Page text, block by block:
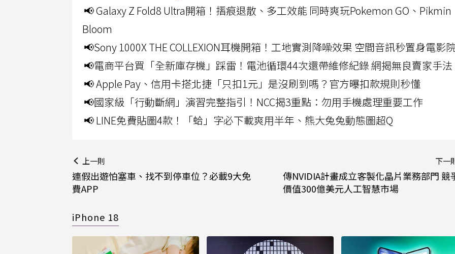
📢 Galaxy Z Fold8 Ultra開箱！摺痕退散、多工效能 同時爽玩Pokemon GO、Pikmin
Bloom
📢Sony 1000X THE COLLEXION耳機開箱！工地實測降噪效果 空間音訊秒置身電影
📢電商平台買「全新庫存機」踩雷！電池循環44次還帶維修紀錄 網揭無良賣家手法
📢 Apple Pay、信用卡搭北捷「只扣1元」是沒刷到嗎？官方曝扣款規則秒懂
📢國家級「行動斷網」演習完整指引！NCC揭3重點：勿用手機處理重要工作
📢 LINE免費貼圖4款！「蛤」字必下載爽用半年、熊大兔兔動態圖超Q
上一則
連假出遊怕塞車、找不到停車位？必載9大免
費APP
下一
傳NVIDIA計畫成立客製化晶片業務部門 競
價值300億美元人工智慧市場
iPhone 18